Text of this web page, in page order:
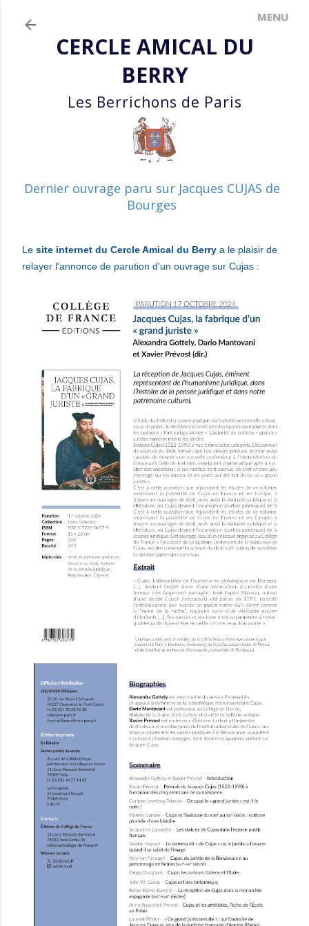
CERCLE AMICAL DU
BERRY
Les Berrichons de Paris
Dernier ouvrage paru sur Jacques CUJAS de
Bourges
Le site internet du Cercle Amical du Berry a le plaisir de
relayer l'annonce de parution d'un ouvrage sur Cujas :